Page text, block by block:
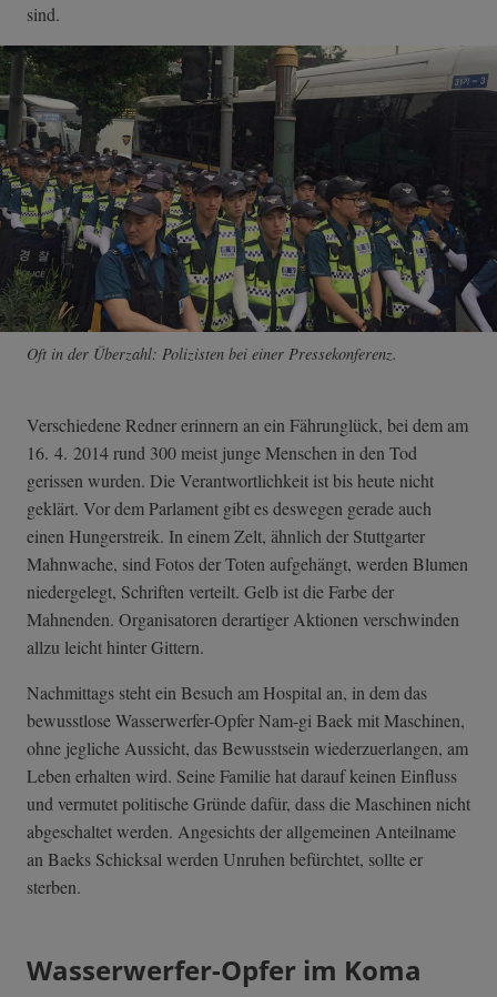
sind.
Oft in der Überzahl: Polizisten bei einer Pressekonferenz.
Verschiedene Redner erinnern an ein Fährunglück, bei dem am
16. 4. 2014 rund 300 meist junge Menschen in den Tod
gerissen wurden. Die Verantwortlichkeit ist bis heute nicht
geklärt. Vor dem Parlament gibt es deswegen gerade auch
einen Hungerstreik. In einem Zelt, ähnlich der Stuttgarter
Mahnwache, sind Fotos der Toten aufgehängt, werden Blumen
niedergelegt, Schriften verteilt. Gelb ist die Farbe der
Mahnenden. Organisatoren derartiger Aktionen verschwinden
allzu leicht hinter Gittern.
Nachmittags steht ein Besuch am Hospital an, in dem das
bewusstlose Wasserwerfer-Opfer Nam-gi Baek mit Maschinen,
ohne jegliche Aussicht, das Bewusstsein wiederzuerlangen, am
Leben erhalten wird. Seine Familie hat darauf keinen Einfluss
und vermutet politische Gründe dafür, dass die Maschinen nicht
abgeschaltet werden. Angesichts der allgemeinen Anteilname
an Baeks Schicksal werden Unruhen befürchtet, sollte er
sterben.
Wasserwerfer-Opfer im Koma